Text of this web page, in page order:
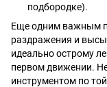
подбородке).
Еще одним важным
раздражения и
идеально острому
первом движении.
инструментом по